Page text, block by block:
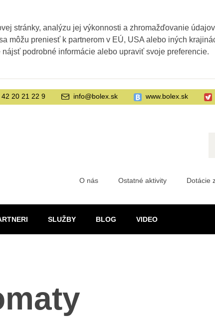
SLUŽBY BLOG VIDEO
O nás Ostatné aktivity Dotácie
42 20 21 22 9 info@bolex.sk www.bolex.sk
stránky, analýzu jej výkonnosti a zhromažďovanie
môžu preniesť k partnerom v EÚ, USA alebo iných
podrobné informácie alebo upraviť svoje preferencie.